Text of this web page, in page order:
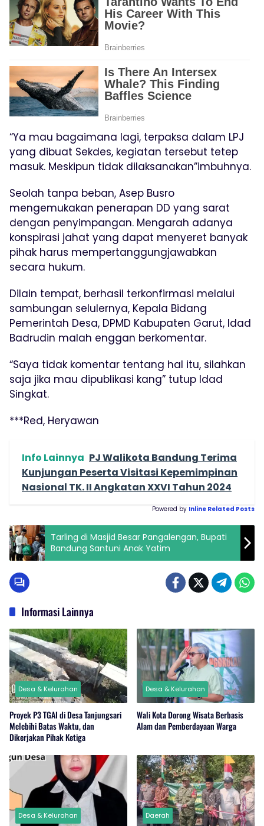
“Ya mau bagaimana lagi, terpaksa dalam LPJ
yang dibuat Sekdes, kegiatan tersebut tetep
masuk. Meskipun tidak dilaksanakan”imbuhnya.
Seolah tanpa beban, Asep Busro
mengemukakan penerapan DD yang sarat
dengan penyimpangan. Mengarah adanya
konspirasi jahat yang dapat menyeret banyak
pihak harus mempertanggungjawabkan
secara hukum.
Dilain tempat, berhasil terkonfirmasi melalui
sambungan selulernya, Kepala Bidang
Pemerintah Desa, DPMD Kabupaten Garut, Idad
Badrudin malah enggan berkomentar.
“Saya tidak komentar tentang hal itu, silahkan
saja jika mau dipublikasi kang” tutup Idad
Singkat.
***Red, Heryawan
Info Lainnya PJ Walikota Bandung Terima
Kunjungan Peserta Visitasi Kepemimpinan
Nasional TK. II Angkatan XXVI Tahun 2024
Powered by Inline Related Posts
Tarling di Masjid Besar Pangalengan, Bupati
Bandung Santuni Anak Yatim
Informasi Lainnya
Desa & Kelurahan
Proyek P3 TGAI di Desa Tanjungsari
Melebihi Batas Waktu, dan
Dikerjakan Pihak Ketiga
Desa & Kelurahan
Wali Kota Dorong Wisata Berbasis
Alam dan Pemberdayaan Warga
Desa & Kelurahan Daerah